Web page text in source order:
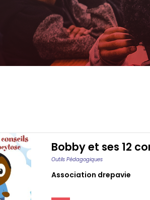
Bobby et ses 12
Outils Pédagogiques
Association drepavie